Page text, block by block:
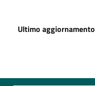
Ultimo aggiornamento